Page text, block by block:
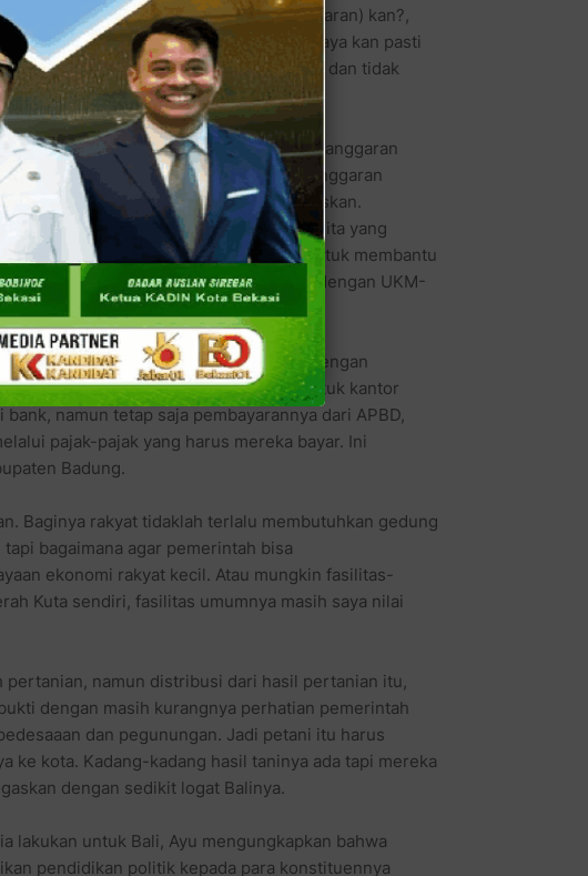
itu adalah budgetingnya (penganggaran) kan?,
memihak pada rakyat, dimana nanti saya kan pasti
yang memang berpihak kepada rakyat dan tidak
perdagangan umum ini, menilai bahwa anggaran
belanja publik. Dia menganggap anggaran
rutin itu dikeluarkan dan harus dihabiskan.
saja sangat susah. Sang wanita yang
belanja daerah bisa dialokasikan untuk membantu
kualitas manusianya, misalnya dengan UKM-
di Badung masih memaksakan diri dengan
gedung berfasilitas mewah untuk kantor
namun tetap saja pembayarannya dari APBD,
pajak-pajak yang harus mereka bayar. Ini
Badung.
Baginya rakyat tidaklah terlalu membutuhkan gedung
bagaimana agar pemerintah bisa
ekonomi rakyat kecil. Atau mungkin fasilitas-
Kuta sendiri, fasilitas umumnya masih saya nilai
namun distribusi dari hasil pertanian itu,
dengan masih kurangnya perhatian pemerintah
dan pegunungan. Jadi petani itu harus
kota. Kadang-kadang hasil taninya ada tapi mereka
dengan sedikit logat Balinya.
lakukan untuk Bali, Ayu mengungkapkan bahwa
pendidikan politik kepada para konstituennya